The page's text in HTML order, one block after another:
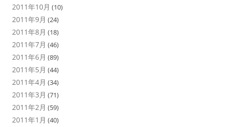
2011年10月 (10)
2011年9月 (24)
2011年8月 (18)
2011年7月 (46)
2011年6月 (89)
2011年5月 (44)
2011年4月 (34)
2011年3月 (71)
2011年2月 (59)
2011年1月 (40)